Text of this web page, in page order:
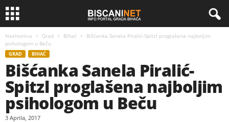
Naslovnica Grad Bihać
Bišćanka Sanela Piralić-Spitzl proglašena najboljim
psihologom u Beču
GRAD BIHAĆ
Bišćanka Sanela Piralić-
Spitzl proglašena najboljim
psihologom u Beču
3 Aprila, 2017